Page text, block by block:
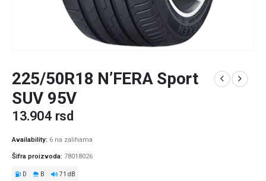
225/50R18 N’FERA Sport
SUV 95V
13.904 rsd
Availability: 6 na zalihama
Šifra proizvoda: 78018026
D B 71 dB